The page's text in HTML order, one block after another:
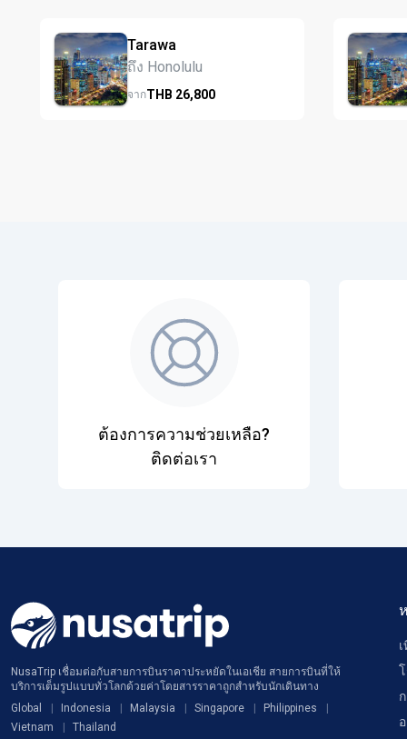
Tarawa
ถึง Honolulu
จากTHB 26,800
ต้องการความช่วยเหลือ?
ติดต่อเรา
NusaTrip เชื่อมต่อกับสายการบินราคาประหยัดในเอเชีย สายการบินที่ให้
บริการเต็มรูปแบบทั่วโลกด้วยค่าโดยสารราคาถูกสำหรับนักเดินทาง
Global
Indonesia Malaysia Singapore
Philippines
Vietnam
Thailand